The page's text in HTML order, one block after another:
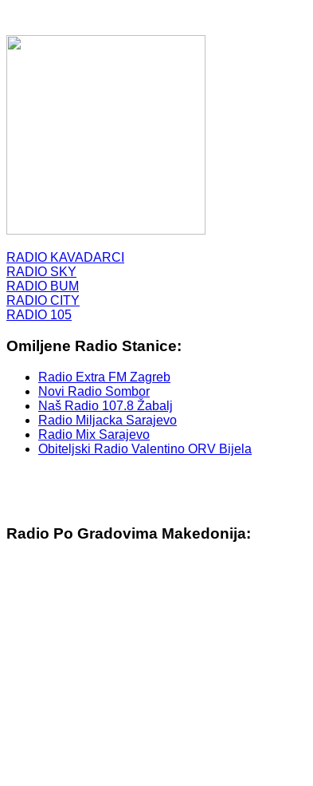
RADIO KAVADARCI
RADIO SKY
RADIO BUM
RADIO CITY
RADIO 105
Omiljene Radio Stanice:
Radio Extra FM Zagreb
Novi Radio Sombor
Naš Radio 107.8 Žabalj
Radio Miljacka Sarajevo
Radio Mix Sarajevo
Obiteljski Radio Valentino ORV Bijela
Radio Po Gradovima Makedonija: